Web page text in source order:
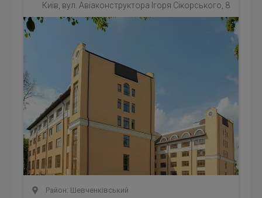
Київ, вул. Авіаконструктора Ігоря Сікорського, 8
Район: Шевченківський